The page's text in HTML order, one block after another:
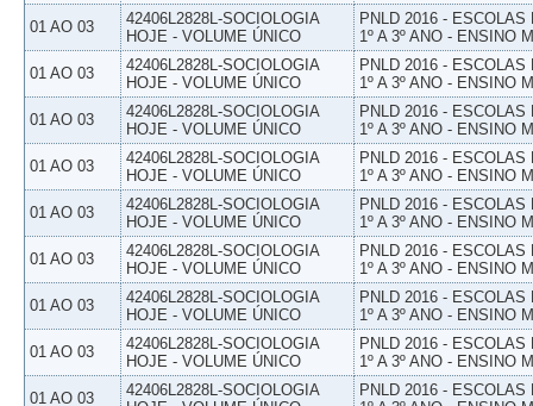
01 AO 03
42406L2828L-SOCIOLOGIA
HOJE - VOLUME ÚNICO
PNLD 2016 -
1º A 3º ANO - ENSINO
01 AO 03
42406L2828L-SOCIOLOGIA
HOJE - VOLUME ÚNICO
PNLD 2016 -
1º A 3º ANO - ENSINO
01 AO 03
42406L2828L-SOCIOLOGIA
HOJE - VOLUME ÚNICO
PNLD 2016 -
1º A 3º ANO - ENSINO
01 AO 03
42406L2828L-SOCIOLOGIA
HOJE - VOLUME ÚNICO
PNLD 2016 -
1º A 3º ANO - ENSINO
01 AO 03
42406L2828L-SOCIOLOGIA
HOJE - VOLUME ÚNICO
PNLD 2016 -
1º A 3º ANO - ENSINO
01 AO 03
42406L2828L-SOCIOLOGIA
HOJE - VOLUME ÚNICO
PNLD 2016 -
1º A 3º ANO - ENSINO
01 AO 03
42406L2828L-SOCIOLOGIA
HOJE - VOLUME ÚNICO
PNLD 2016 -
1º A 3º ANO - ENSINO
01 AO 03
42406L2828L-SOCIOLOGIA
HOJE - VOLUME ÚNICO
PNLD 2016 -
1º A 3º ANO - ENSINO
01 AO 03
42406L2828L-SOCIOLOGIA
PNLD 2016 -